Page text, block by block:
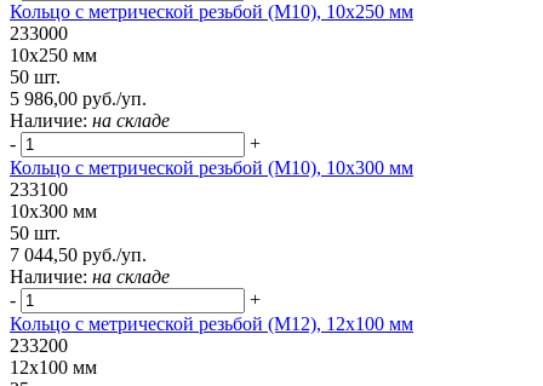
Кольцо с метрической резьбой (М10), 10х250 мм
233000
10х250 мм
50 шт.
5 986,00 руб./уп.
Наличие: на складе
-
+
Кольцо с метрической резьбой (М10), 10х300 мм
233100
10х300 мм
50 шт.
7 044,50 руб./уп.
Наличие: на складе
-
+
Кольцо с метрической резьбой (М12), 12х100 мм
233200
12х100 мм